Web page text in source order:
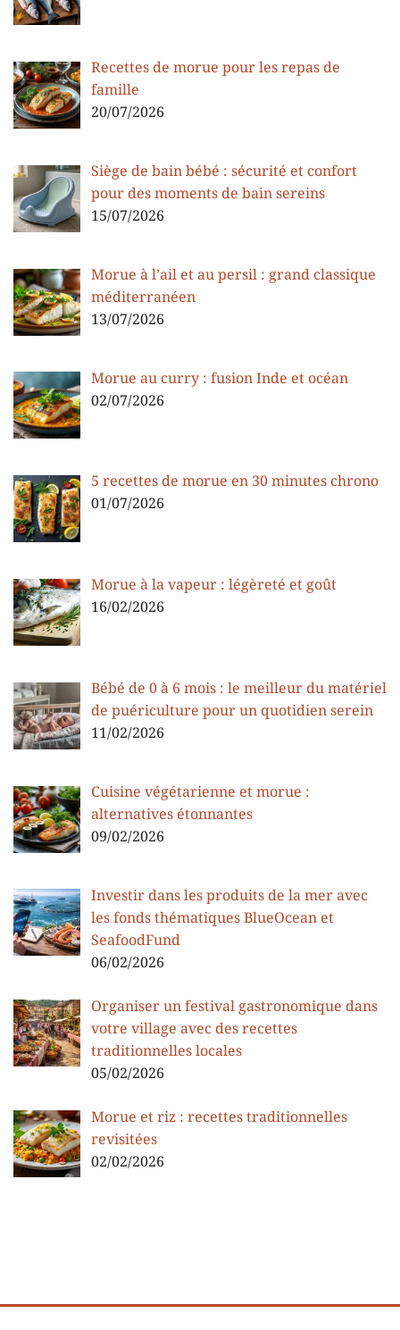
Recettes de morue pour les repas de
famille
20/07/2026
Siège de bain bébé : sécurité et confort
pour des moments de bain sereins
15/07/2026
Morue à l’ail et au persil : grand classique
méditerranéen
13/07/2026
Morue au curry : fusion Inde et océan
02/07/2026
5 recettes de morue en 30 minutes chrono
01/07/2026
Morue à la vapeur : légèreté et goût
16/02/2026
Bébé de 0 à 6 mois : le meilleur du matériel
de puériculture pour un quotidien serein
11/02/2026
Cuisine végétarienne et morue :
alternatives étonnantes
09/02/2026
Investir dans les produits de la mer avec
les fonds thématiques BlueOcean et
SeafoodFund
06/02/2026
Organiser un festival gastronomique dans
votre village avec des recettes
traditionnelles locales
05/02/2026
Morue et riz : recettes traditionnelles
revisitées
02/02/2026